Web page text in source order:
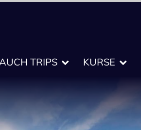
TRIPS KURSE